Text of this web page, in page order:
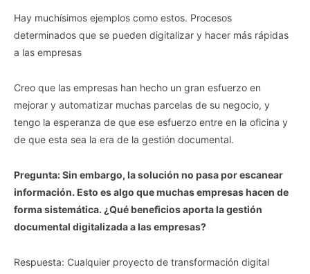
Vida.es - Do Not Process My Personal Information
If you wish to opt-out of the sale, sharing to third parties, or
targeted advertising by us, please use the below opt-out
section to confirm your selection. Please note that after your
opt-out request is processed you may continue seeing
interest-based ads based on personal information utilized by
us or personal information disclosed to third parties prior to
disclosure of your personal information by third parties on the
IAB’s list of downstream participants. This information may
also be disclosed by us to third parties on theIAB’s List of
Downstream Participants
that may further disclose it to other
Personal Data Processing Opt Outs
Hay muchísimos ejemplos como estos. Procesos
determinados que se pueden digitalizar y hacer más rápidas
a las empresas
Creo que las empresas han hecho un gran esfuerzo en
mejorar y automatizar muchas parcelas de su negocio, y
tengo la esperanza de que ese esfuerzo entre en la oficina y
de que esta sea la era de la gestión documental.
Pregunta: Sin embargo, la solución no pasa por escanear
información. Esto es algo que muchas empresas hacen de
forma sistemática. ¿Qué beneficios aporta la gestión
documental digitalizada a las empresas?
Respuesta: Cualquier proyecto de transformación digital